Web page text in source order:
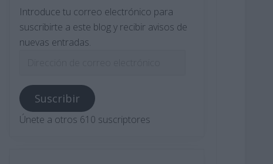
Introduce tu correo electrónico para
suscribirte a este blog y recibir avisos de
nuevas entradas.
correo
electrónico
Suscribir
Únete a otros 610 suscriptores